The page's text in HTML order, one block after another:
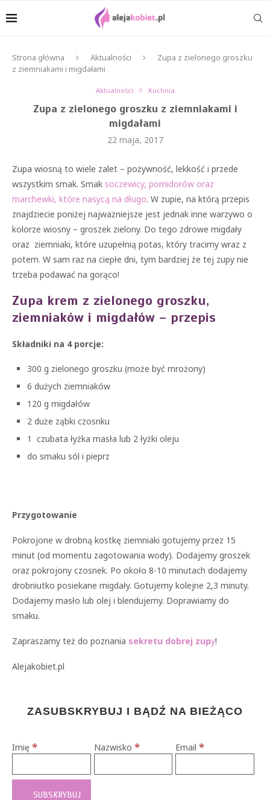
Strona główna Aktualności
Zupa z zielonego groszku
z ziemniakami i migdałami
Aktualności Kuchnia
Zupa z zielonego groszku z ziemniakami i
migdałami
22 maja, 2017
Zupa wiosną to wiele zalet – pożywność, lekkość i przede
wszystkim smak. Smak soczewicy, pomidorów oraz
marchewki, które nasycą na długo. W zupie, na którą przepis
znajdziecie poniżej najważniejsze jest jednak inne warzywo o
kolorze wiosny – groszek zielony. Do tego zdrowe migdały
oraz ziemniaki, które uzupełnią potas, który tracimy wraz z
potem. W sam raz na ciepłe dni, tym bardziej że tej zupy nie
trzeba podawać na gorąco!
Zupa krem z zielonego groszku,
ziemniaków i migdałów – przepis
Składniki na 4 porcje:
300 g zielonego groszku (może być mrożony)
6 dużych ziemniaków
120 g migdałów
2 duże ząbki czosnku
1 czubata łyżka masła lub 2 łyżki oleju
do smaku sól i pieprz
Przygotowanie
Pokrojone w drobną kostkę ziemniaki gotujemy przez 15
minut (od momentu zagotowania wody). Dodajemy groszek
oraz pokrojony czosnek. Po około 8-10 minutach dodajemy
drobniutko posiekane migdały. Gotujemy kolejne 2,3 minuty.
Dodajemy masło lub olej i blendujemy. Doprawiamy do
smaku.
Zapraszamy też do poznania sekretu dobrej zupy!
Alejakobiet.pl
ZASUBSKRYBUJ I BĄDŹ NA BIEŻĄCO
Imię * Nazwisko * Email*